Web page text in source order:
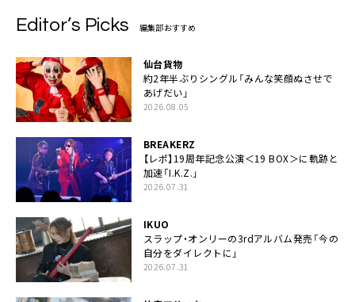
Editor’s Picks 編集部おすすめ
仙台貨物
約2年半ぶりシングル「みんな笑顔ぬさせで
あげだい」
2026.08.05
BREAKERZ
【レポ】19周年記念公演＜19 BOX＞に軌跡と
加速「I.K.Z.」
2026.07.31
IKUO
スラップ・オンリーの3rdアルバム発売「今の
自分をダイレクトに」
2026.07.31